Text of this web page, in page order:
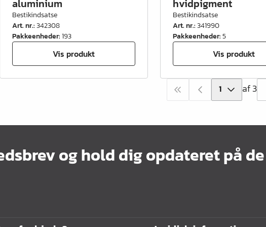
aluminium
Bestikindsatse
Art. nr.:342308
Pakkeenheder:193
Vis produkt
hvidpigment
Bestikindsatse
Art. nr.:341990
Pakkeenheder:5
Vis produkt
af 3
og hold dig opdateret på de